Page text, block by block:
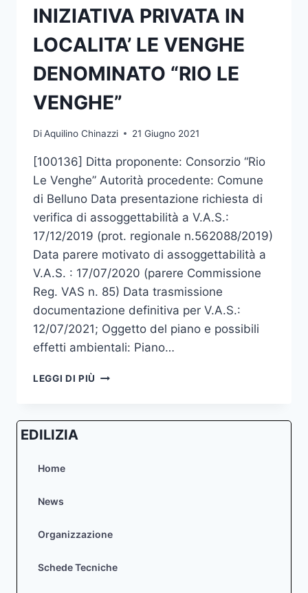
INIZIATIVA PRIVATA IN
LOCALITA’ LE VENGHE
DENOMINATO “RIO LE
VENGHE”
DiAquilino Chinazzi 21 Giugno 2021
[100136] Ditta proponente: Consorzio “Rio
Le Venghe” Autorità procedente: Comune
di Belluno Data presentazione richiesta di
verifica di assoggettabilità a V.A.S.:
17/12/2019 (prot. regionale n.562088/2019)
Data parere motivato di assoggettabilità a
V.A.S. : 17/07/2020 (parere Commissione
Reg. VAS n. 85) Data trasmissione
documentazione definitiva per V.A.S.:
12/07/2021; Oggetto del piano e possibili
effetti ambientali: Piano…
LEGGI DI PIÙ DEPOSITO
AMBIENTALE
VALUTAZIONE
STRATEGICA
EDILIZIA
Home
News
Organizzazione
Schede Tecniche